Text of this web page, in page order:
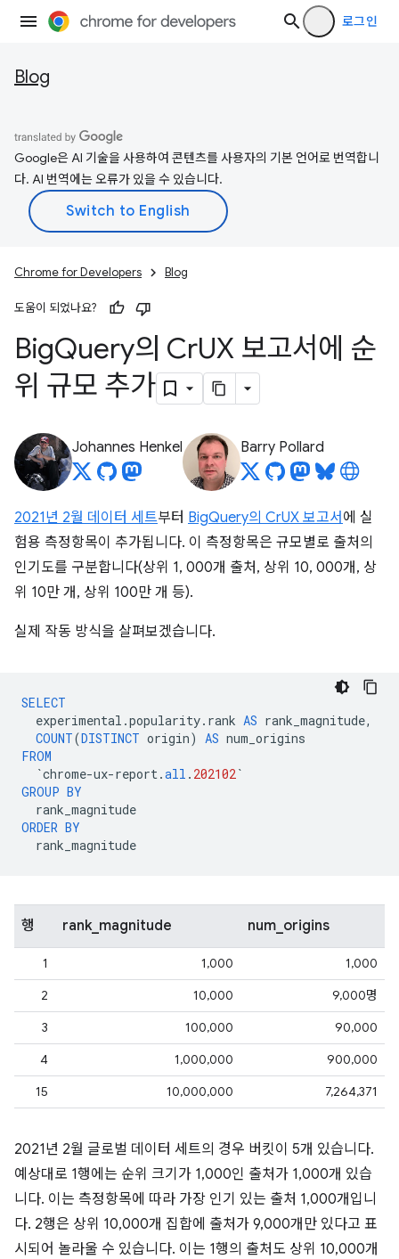
로그인
Blog
Google은 AI 기술을 사용하여 콘텐츠를 사용자의 기본 언어로 번역합니
다. AI 번역에는 오류가 있을 수 있습니다.
Chrome for Developers Blog
도움이 되었나요?
BigQuery의 CrUX 보고서에 순
위 규모 추가
Johannes Henkel Barry Pollard
2021년 2월 데이터 세트부터 BigQuery의 CrUX 보고서 에 실
험용 측정항목이 추가됩니다. 이 측정항목은 규모별로 출처의
인기도를 구분합니다(상위 1, 000개 출처, 상위 10, 000개, 상
위 10만 개, 상위 100만 개 등).
실제 작동 방식을 살펴보겠습니다.
SELECT
experimental .popularity. rank AS rank_magnitude,
COUNT(DISTINCT origin) AS num_origins
FROM
`chrome-ux-report.all . 202102`
GROUP BY
rank_magnitude
ORDER BY
rank_magnitude
행 rank_magnitude num_origins
1 1,000
1,000
2
10,000
9,000명
3
100,000
90,000
4
1,000,000
900,000
15
10,000,000 7,264,371
2021년 2월 글로벌 데이터 세트의 경우 버킷이 5개 있습니다.
예상대로 1행에는 순위 크기가 1,000인 출처가 1,000개 있습
니다. 이는 측정항목에 따라 가장 인기 있는 출처 1,000개입니
다. 2행은 상위 10,000개 집합에 출처가 9,000개만 있다고 표
시되어 놀라울 수 있습니다. 이는 1행의 출처도 상위 10,000개